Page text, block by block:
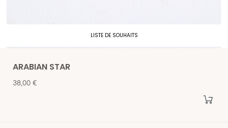
LISTE DE SOUHAITS
ARABIAN STAR
Prix
38,00 €